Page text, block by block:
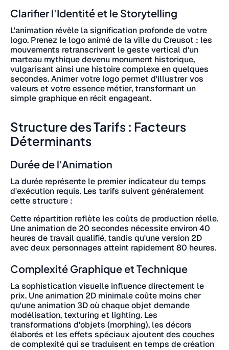
Clarifier l'Identité et le Storytelling
L'animation révèle la signification profonde de votre
logo. Prenez le logo animé de la ville du Creusot : les
mouvements retranscrivent le geste vertical d'un
marteau mythique devenu monument historique,
vulgarisant ainsi une histoire complexe en quelques
secondes. Animer votre logo permet d'illustrer vos
valeurs et votre essence métier, transformant un
simple graphique en récit engageant.
Structure des Tarifs : Facteurs
Déterminants
Durée de l'Animation
La durée représente le premier indicateur du temps
d'exécution requis. Les tarifs suivent généralement
cette structure :
Cette répartition reflète les coûts de production réelle.
Une animation de 20 secondes nécessite environ 40
heures de travail qualifié, tandis qu'une version 2D
avec deux personnages atteint rapidement 80 heures.
Complexité Graphique et Technique
La sophistication visuelle influence directement le
prix. Une animation 2D minimale coûte moins cher
qu'une animation 3D où chaque objet demande
modélisation, texturing et lighting. Les
transformations d'objets (morphing), les décors
élaborés et les effets spéciaux ajoutent des couches
de complexité qui se traduisent en temps de création